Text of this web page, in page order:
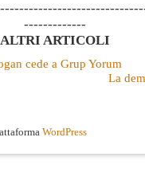
-------------
ALTRI ARTICOLI
cede a Grup Yorum
La
WordPress